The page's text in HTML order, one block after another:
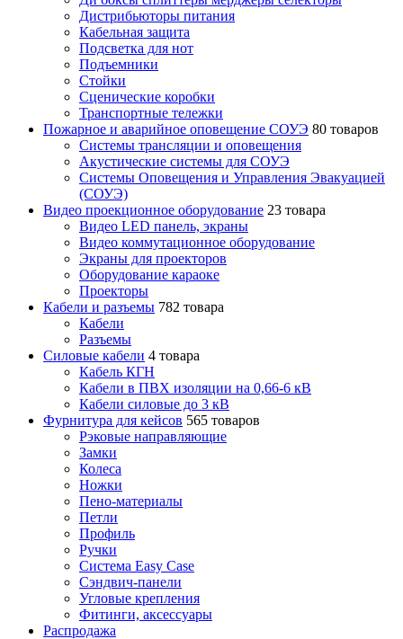
Дистрибьюторы питания
Кабельная защита
Подсветка для нот
Подъемники
Стойки
Сценические коробки
Транспортные тележки
Пожарное и аварийное оповещение СОУЭ 80 товаров
Cистемы трансляции и оповещения
Акустические системы для СОУЭ
Системы Оповещения и Управления Эвакуацией
(СОУЭ)
Видео проекционное оборудование 23 товара
Видео LED панель, экраны
Видео коммутационное оборудование
Экраны для проекторов
Оборудование караоке
Проекторы
Кабели и разъемы 782 товара
Кабели
Разъемы
Силовые кабели 4 товара
Кабель КГН
Кабели в ПВХ изоляции на 0,66-6 кВ
Кабели силовые до 3 кВ
Фурнитура для кейсов 565 товаров
Рэковые направляющие
Замки
Колеса
Ножки
Пено-материалы
Петли
Профиль
Ручки
Система Easy Case
Сэндвич-панели
Угловые крепления
Фитинги, аксессуары
Распродажа